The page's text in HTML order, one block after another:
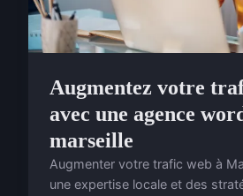
Augmentez votre
avec une agence
marseille
Augmenter votre trafic web à
une expertise locale et des